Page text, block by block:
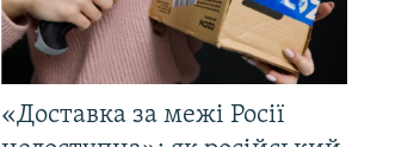
«Доставка за межі Росії